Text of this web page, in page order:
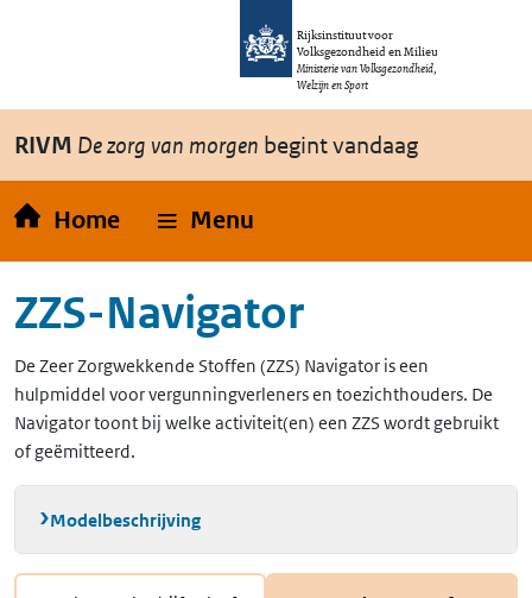
Overslaan en naar de inhoud gaan
Rijksinstituut voor
Volksgezondheid en Milieu
Ministerie van Volksgezondheid,
Welzijn en Sport
RIVM De zorg van morgen begint vandaag
Home Menu
ZZS-Navigator
De Zeer Zorgwekkende Stoffen (ZZS) Navigator is een
hulpmiddel voor vergunningverleners en toezichthouders. De
Navigator toont bij welke activiteit(en) een ZZS wordt gebruikt
of geëmitteerd.
Modelbeschrijving